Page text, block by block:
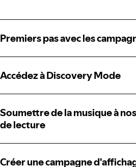
Premiers pas avec les
Premiers pas avec les
Accédez à Discovery Mode
Accédez à Discovery Mode
Soumettre de la musique à
de lecture
Soumettre de la musique à
de lecture
Créer une campagne
Créer une campagne